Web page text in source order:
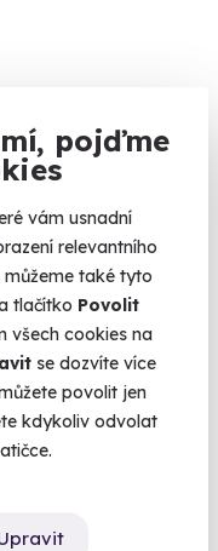
pojďme
vám usnadní
relevantního
také tyto
tlačítko Povolit
všech cookies na
se dozvíte více
povolit jen
kdykoliv odvolat
9.4(68)
šampaňského